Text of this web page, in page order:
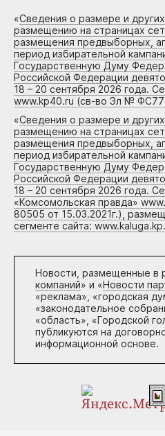
«Сведения о размере и
размещению на страницах
размещения предвыборных,
период избирательной
Государственную Думу
Российской Федерации
18 – 20 сентября 2026 года.
www.kp40.ru (св-во Эл №
«Сведения о размере и
размещению на страницах
размещения предвыборных,
период избирательной
Государственную Думу
Российской Федерации
18 – 20 сентября 2026 года.
«Комсомольская правда»
80505 от 15.03.2021г.),
сегменте сайта:
Новости, размещенные в
компаний» и «Новости
«реклама», «городская
«законодательное
«область», «Городской
публикуются на
информационной основе.